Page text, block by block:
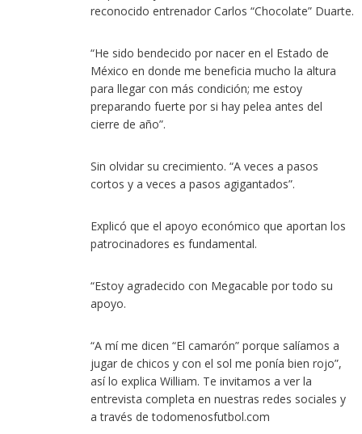
reconocido entrenador Carlos “Chocolate” Duarte.
“He sido bendecido por nacer en el Estado de
México en donde me beneficia mucho la altura
para llegar con más condición; me estoy
preparando fuerte por si hay pelea antes del
cierre de año”.
Sin olvidar su crecimiento. “A veces a pasos
cortos y a veces a pasos agigantados”.
Explicó que el apoyo económico que aportan los
patrocinadores es fundamental.
“Estoy agradecido con Megacable por todo su
apoyo.
“A mí me dicen “El camarón” porque salíamos a
jugar de chicos y con el sol me ponía bien rojo”,
así lo explica William. Te invitamos a ver la
entrevista completa en nuestras redes sociales y
a través de todomenosfutbol.com